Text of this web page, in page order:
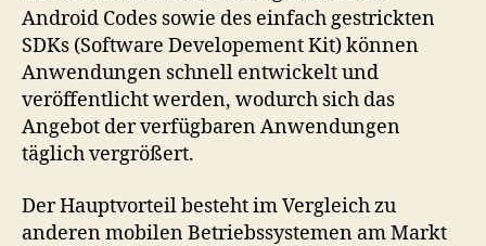
Android Codes sowie des einfach gestrickten
SDKs (Software Developement Kit) können
Anwendungen schnell entwickelt und
veröffentlicht werden, wodurch sich das
Angebot der verfügbaren Anwendungen
täglich vergrößert.
Der Hauptvorteil besteht im Vergleich zu
anderen mobilen Betriebssystemen am Markt